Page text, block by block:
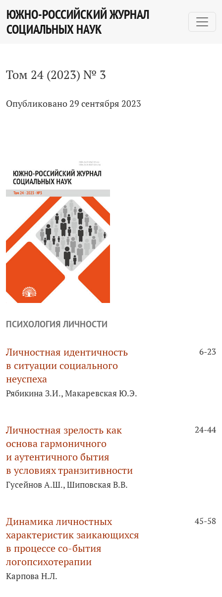
Том 24 № 3 (2023)
ЮЖНО-РОССИЙСКИЙ ЖУРНАЛ
СОЦИАЛЬНЫХ НАУК
Том 24 (2023) № 3
Опубликовано 29 сентября 2023
ПСИХОЛОГИЯ ЛИЧНОСТИ
Личностная идентичность
в ситуации социального
неуспеха
6-23
Рябикина З.И., Макаревская Ю.Э.
Личностная зрелость как
основа гармоничного
и аутентичного бытия
в условиях транзитивности
24-44
Гусейнов А.Ш., Шиповская В.В.
Динамика личностных
характеристик заикающихся
в процессе со-бытия
логопсихотерапии
45-58
Карпова Н.Л.